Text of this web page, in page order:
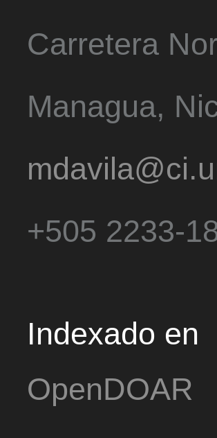
Carretera
Managua,
+505 2233-
Indexado en
OpenDOAR